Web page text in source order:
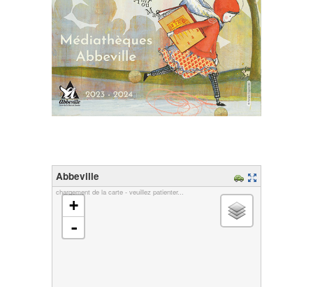
Abbeville
chargement de la carte - veuillez patienter...
+
-